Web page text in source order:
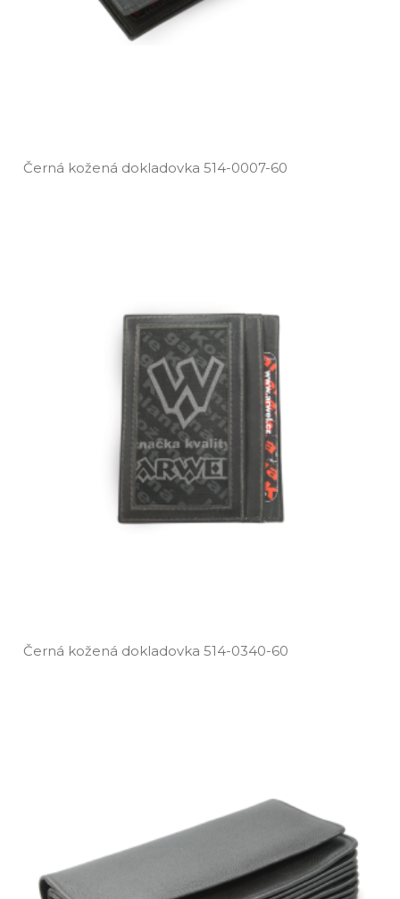
Černá kožená dokladovka 514­-0007­-60
Černá kožená dokladovka 514­-0340­-60